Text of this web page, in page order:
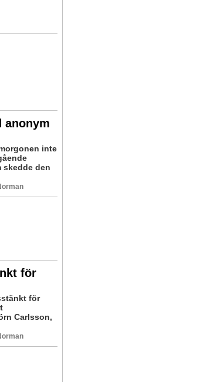
anonym
inte
skedde den
för
för
Carlsson,